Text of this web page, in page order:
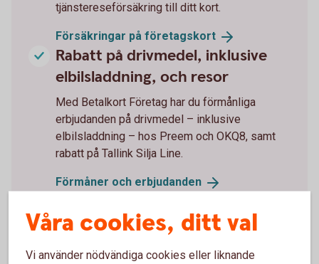
tjänstereseförsäkring till ditt kort.
Försäkringar på företagskort
Rabatt på drivmedel, inklusive
elbilsladdning, och resor
Med Betalkort Företag har du förmånliga
erbjudanden på drivmedel – inklusive
elbilsladdning – hos Preem och OKQ8, samt
rabatt på Tallink Silja Line.
Förmåner och erbjudanden
Våra cookies, ditt val
Vi använder nödvändiga cookies eller liknande